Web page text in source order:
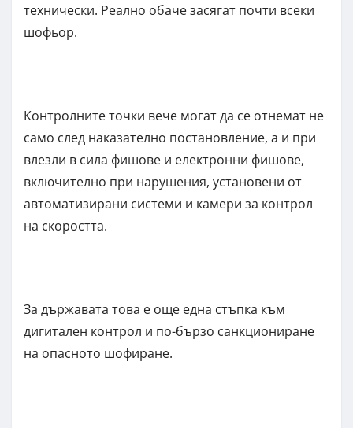
технически. Реално обаче засягат почти всеки
шофьор.
Контролните точки вече могат да се отнемат не
само след наказателно постановление, а и при
влезли в сила фишове и електронни фишове,
включително при нарушения, установени от
автоматизирани системи и камери за контрол
на скоростта.
За държавата това е още една стъпка към
дигитален контрол и по-бързо санкциониране
на опасното шофиране.